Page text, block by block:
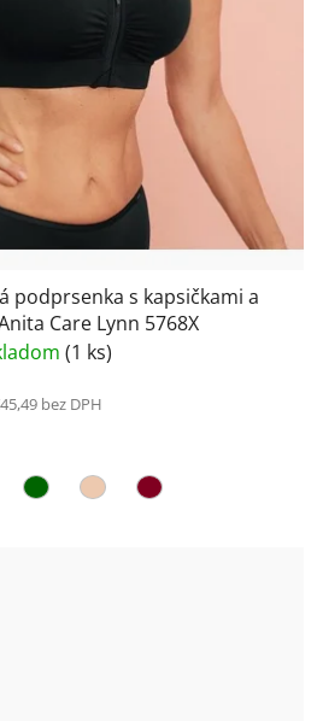
podprsenka s kapsičkami a
Care Lynn 5768X
(1 ks)
bez DPH